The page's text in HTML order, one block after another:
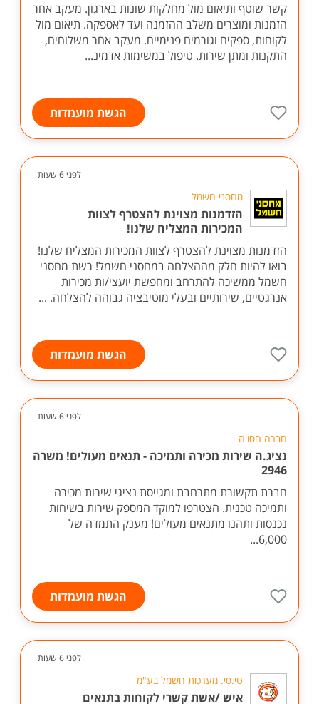
קשר שוטף ותיאום מול מחלקות שונות בארגון. מעקב אחר
הזמנות ומוצרים משלב ההזמנה ועד לאספקה. תיאום מול
לקוחות, ספקים וגורמים פנימיים. מעקב אחר משלוחים,
התקנות ומתן שירות. טיפול במשימות אדמינ...
הגשת מועמדות
לפני 6 שעות
מחסני חשמל
הזדמנות מצוינת להצטרף לצוות
המכירות המצליח שלנו!
הזדמנות מצוינת להצטרף לצוות המכירות המצליח שלנו!
בואו להיות חלק מההצלחה במחסני חשמל! רשת מחסני
חשמל ממשיכה להתרחב ומחפשת יועצי/ות מכירות
אנרגטיים, שירותיים ובעלי מוטיבציה גבוהה להצלחה. ...
הגשת מועמדות
לפני 6 שעות
חברה חסויה
נציג.ה שירות מכירה ותמיכה - תנאים מעולים! משרה
2946
חברת תקשורת מתרחבת ומגייסת נציגי שירות מכירה
ותמיכה טכנית. הצטרפו למוקד המספק שירות בשיחות
נכנסות ותהנו מתנאים מעולים! מענק התמדה של
6,000...
הגשת מועמדות
לפני 6 שעות
טי.סי. מערכות חשמל בע"מ
איש /אשת קשרי לקוחות בתנאים